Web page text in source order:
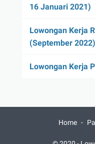
16 Januari 2021)
Lowongan Kerja
(September 2022)
Lowongan Kerja
Home